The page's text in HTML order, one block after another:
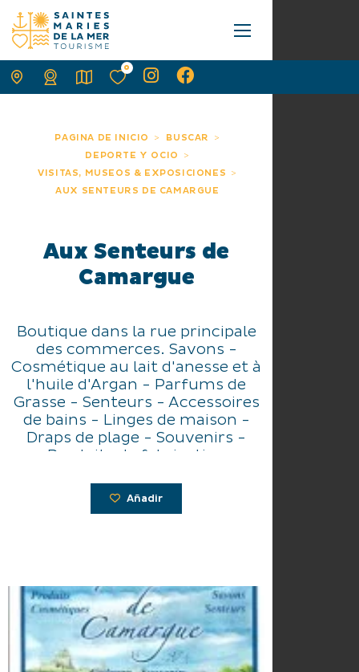
PAGINA DE INICIO
BUSCAR
DEPORTE Y OCIO
VISITAS, MUSEOS & EXPOSICIONES
AUX SENTEURS DE CAMARGUE
Aux Senteurs de
Camargue
Boutique dans la rue principale
des commerces. Savons -
Cosmétique au lait d'anesse et à
l'huile d'Argan - Parfums de
Grasse - Senteurs - Accessoires
de bains - Linges de maison -
Draps de plage - Souvenirs -
Produits de fabrication
Añadir
0